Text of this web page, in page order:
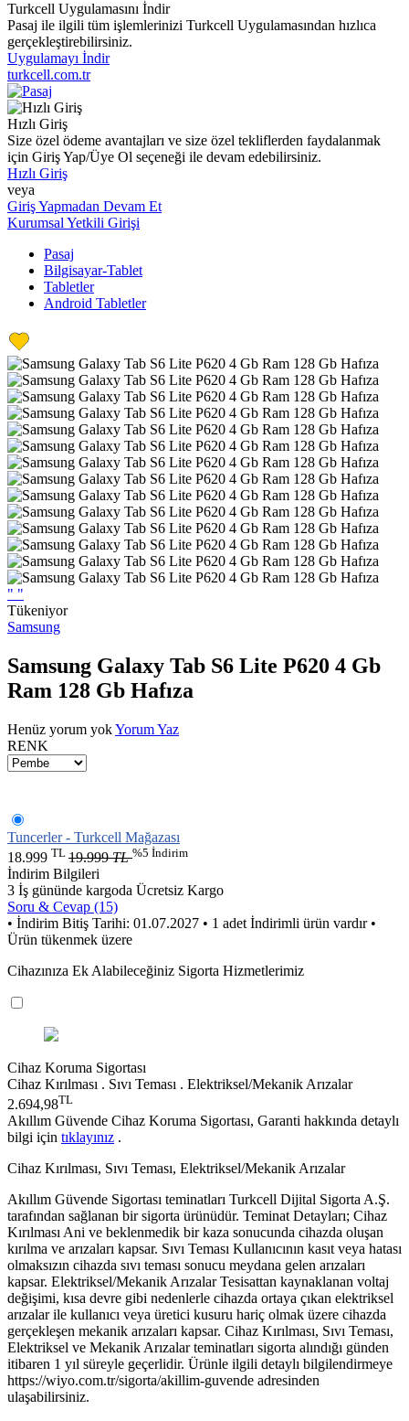
Turkcell Uygulamasını İndir
Pasaj ile ilgili tüm işlemlerinizi Turkcell Uygulamasından hızlıca
gerçekleştirebilirsiniz.
Uygulamayı İndir
turkcell.com.tr
Hızlı Giriş
Size özel ödeme avantajları ve size özel tekliflerden faydalanmak
için Giriş Yap/Üye Ol seçeneği ile devam edebilirsiniz.
Hızlı Giriş
veya
Giriş Yapmadan Devam Et
Kurumsal Yetkili Girişi
Pasaj
Bilgisayar-Tablet
Tabletler
Android Tabletler
" "
Tükeniyor
Samsung
Samsung Galaxy Tab S6 Lite P620 4 Gb
Ram 128 Gb Hafıza
Henüz yorum yokYorum Yaz
RENK
Tuncerler - Turkcell Mağazası
18.999 TL 19.999TL%5 İndirim
İndirim Bilgileri
3 İş gününde kargoda Ücretsiz Kargo
Soru & Cevap (15)
• İndirim Bitiş Tarihi: 01.07.2027 • 1 adet İndirimli ürün vardır •
Ürün tükenmek üzere
Cihazınıza Ek Alabileceğiniz Sigorta Hizmetlerimiz
Cihaz Koruma Sigortası
Cihaz Kırılması . Sıvı Teması . Elektriksel/Mekanik Arızalar
2.694,98TL
Akıllım Güvende Cihaz Koruma Sigortası, Garanti hakkında detaylı
bilgi için tıklayınız .
Cihaz Kırılması, Sıvı Teması, Elektriksel/Mekanik Arızalar
Akıllım Güvende Sigortası teminatları Turkcell Dijital Sigorta A.Ş.
tarafından sağlanan bir sigorta ürünüdür. Teminat Detayları; Cihaz
Kırılması Ani ve beklenmedik bir kaza sonucunda cihazda oluşan
kırılma ve arızaları kapsar. Sıvı Teması Kullanıcının kasıt veya hatası
olmaksızın cihazda sıvı teması sonucu meydana gelen arızaları
kapsar. Elektriksel/Mekanik Arızalar Tesisattan kaynaklanan voltaj
değişimi, kısa devre gibi nedenlerle cihazda ortaya çıkan elektriksel
arızalar ile kullanıcı veya üretici kusuru hariç olmak üzere cihazda
gerçekleşen mekanik arızaları kapsar. Cihaz Kırılması, Sıvı Teması,
Elektriksel ve Mekanik Arızalar teminatları sigorta alındığı günden
itibaren 1 yıl süreyle geçerlidir. Ürünle ilgili detaylı bilgilendirmeye
https://wiyo.com.tr/sigorta/akillim-guvende adresinden
ulaşabilirsiniz.